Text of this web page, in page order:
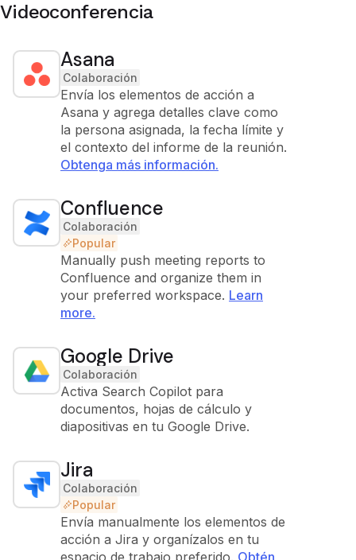
Videoconferencia
Asana
Colaboración
Envía los elementos de acción a
Asana y agrega detalles clave como
la persona asignada, la fecha límite y
el contexto del informe de la reunión.
Obtenga más información.
Confluence
Colaboración
Popular
Manually push meeting reports to
Confluence and organize them in
your preferred workspace. Learn
more.
Google Drive
Colaboración
Activa Search Copilot para
documentos, hojas de cálculo y
diapositivas en tu Google Drive.
Jira
Colaboración
Popular
Envía manualmente los elementos de
acción a Jira y organízalos en tu
espacio de trabajo preferido. Obtén